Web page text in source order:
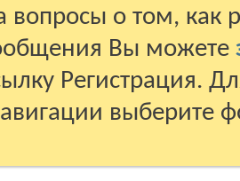
вопросы о том, как
Вы можете
Регистрация.
выберите